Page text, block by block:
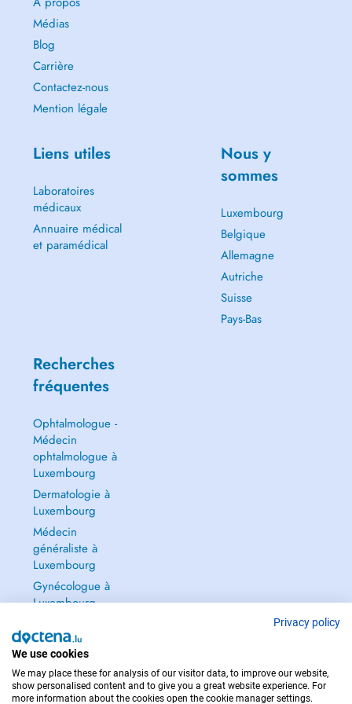
Médias
Blog
Carrière
Contactez-nous
Mention légale
Liens utiles
Laboratoires
médicaux
Annuaire médical
et paramédical
Nous y
sommes
Luxembourg
Belgique
Allemagne
Autriche
Suisse
Pays-Bas
Recherches
fréquentes
Ophtalmologue -
Médecin
ophtalmologue à
Luxembourg
Dermatologie à
Luxembourg
Médecin
généraliste à
Luxembourg
Gynécologue à
Luxembourg
Privacy policy
We use cookies
We may place these for analysis of our visitor data, to improve our website,
show personalised content and to give you a great website experience. For
more information about the cookies open the cookie manager settings.